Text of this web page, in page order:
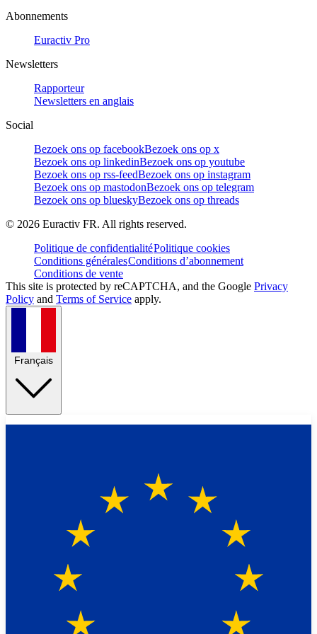
Abonnements
Euractiv Pro
Newsletters
Rapporteur
Newsletters en anglais
Social
Bezoek ons op facebookBezoek ons op x
Bezoek ons op linkedinBezoek ons op youtube
Bezoek ons op rss-feedBezoek ons op instagram
Bezoek ons op mastodonBezoek ons op telegram
Bezoek ons op blueskyBezoek ons op threads
© 2026 Euractiv FR. All rights reserved.
Politique de confidentialitéPolitique cookies
Conditions généralesConditions d’abonnement
Conditions de vente
This site is protected by reCAPTCHA, and the Google Privacy
Policy and Terms of Service apply.
Français